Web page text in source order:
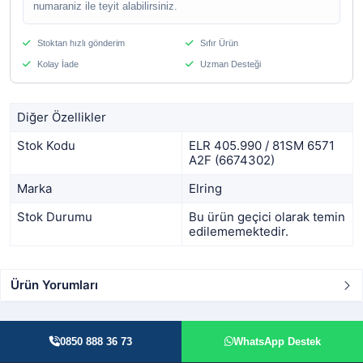
numaraniz ile teyit alabilirsiniz.
Stoktan hızlı gönderim Sıfır Ürün
Kolay İade Uzman Desteği
Diğer Özellikler
Stok Kodu
ELR 405.990 / 81SM 6571
A2F (6674302)
Marka
Elring
Stok Durumu
Bu ürün geçici olarak temin
edilememektedir.
Ürün Yorumları
0850 888 36 73 WhatsApp Destek